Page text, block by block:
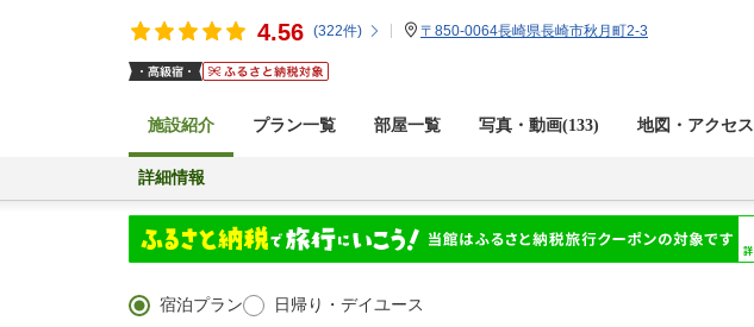
4.56 (322件) 〒850-0064長崎県長崎市秋月町2-3
施設紹介 プラン一覧 部屋一覧 写真・動画(133) 地図・アクセス
詳細情報
宿泊プラン 日帰り・デイユース